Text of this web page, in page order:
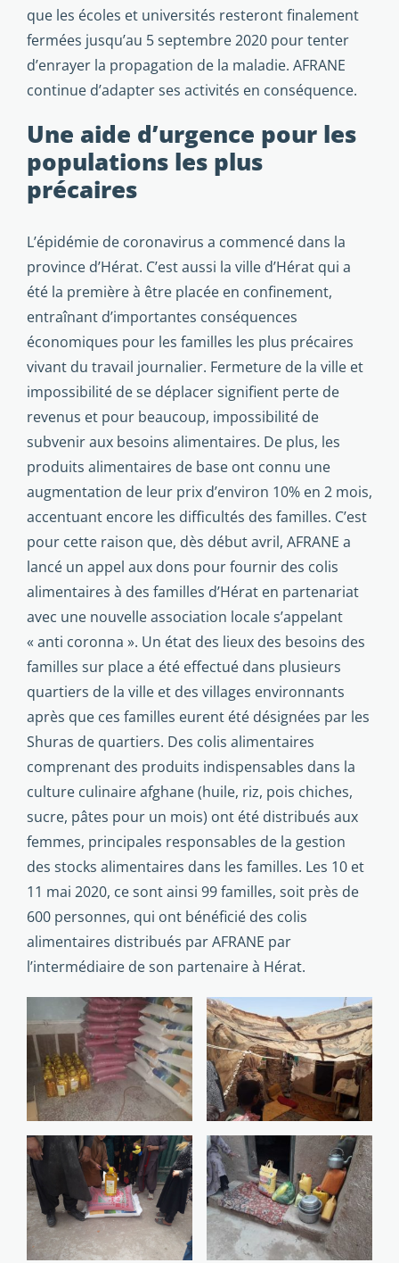
que les écoles et universités resteront finalement
fermées jusqu’au 5 septembre 2020 pour tenter
d’enrayer la propagation de la maladie. AFRANE
continue d’adapter ses activités en conséquence.
Une aide d’urgence pour les
populations les plus
précaires
L’épidémie de coronavirus a commencé dans la
province d’Hérat. C’est aussi la ville d’Hérat qui a
été la première à être placée en confinement,
entraînant d’importantes conséquences
économiques pour les familles les plus précaires
vivant du travail journalier. Fermeture de la ville et
impossibilité de se déplacer signifient perte de
revenus et pour beaucoup, impossibilité de
subvenir aux besoins alimentaires. De plus, les
produits alimentaires de base ont connu une
augmentation de leur prix d’environ 10% en 2 mois,
accentuant encore les difficultés des familles. C’est
pour cette raison que, dès début avril, AFRANE a
lancé un appel aux dons pour fournir des colis
alimentaires à des familles d’Hérat en partenariat
avec une nouvelle association locale s’appelant
« anti coronna ». Un état des lieux des besoins des
familles sur place a été effectué dans plusieurs
quartiers de la ville et des villages environnants
après que ces familles eurent été désignées par les
Shuras de quartiers. Des colis alimentaires
comprenant des produits indispensables dans la
culture culinaire afghane (huile, riz, pois chiches,
sucre, pâtes pour un mois) ont été distribués aux
femmes, principales responsables de la gestion
des stocks alimentaires dans les familles. Les 10 et
11 mai 2020, ce sont ainsi 99 familles, soit près de
600 personnes, qui ont bénéficié des colis
alimentaires distribués par AFRANE par
l’intermédiaire de son partenaire à Hérat.